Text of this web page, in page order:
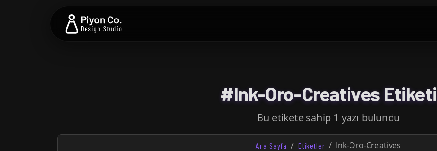
#Ink-Oro-Creatives Etiketi
Bu etikete sahip 1 yazı bulundu
Ana Sayfa Etiketler Ink-Oro-Creatives